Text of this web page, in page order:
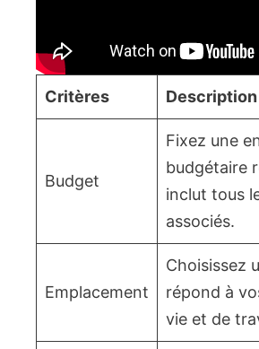
Critères Description
Budget
Fixez une
budgétaire
inclut tous
associés.
Emplacement
Choisissez
répond à
vie et de